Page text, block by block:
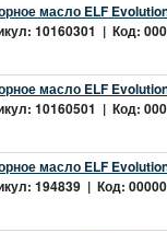
масло ELF
10160301 | Код:
масло ELF
10160501 | Код:
масло ELF
194839 | Код: